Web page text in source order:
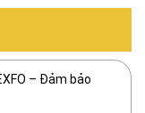
– Đảm bảo